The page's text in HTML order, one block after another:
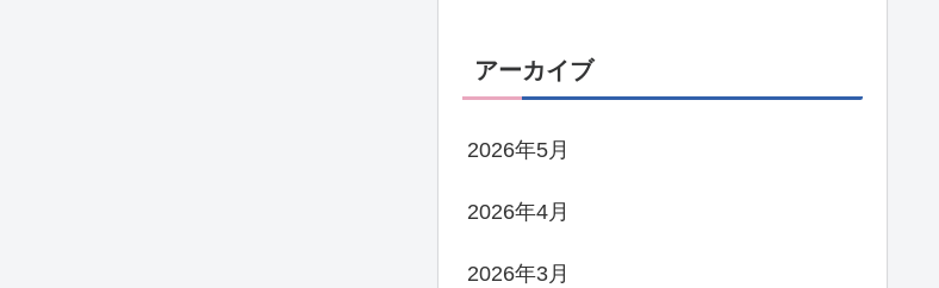
アーカイブ
2026年5月
2026年4月
2026年3月